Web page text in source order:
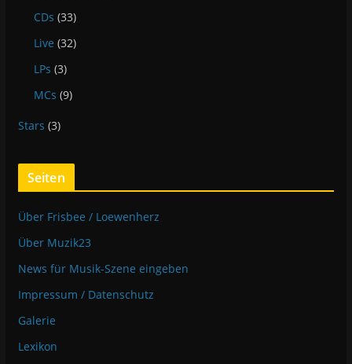
CDs (33)
Live (32)
LPs (3)
MCs (9)
Stars (3)
Seiten
Über Frisbee / Loewenherz
Über Muzik23
News für Musik-Szene eingeben
Impressum / Datenschutz
Galerie
Lexikon